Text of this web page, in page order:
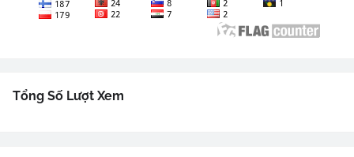
Tổng Số Lượt Xem